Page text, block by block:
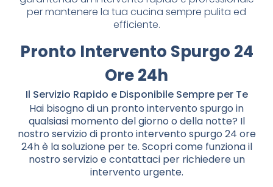
per mantenere la tua cucina sempre pulita ed
efficiente.
Pronto Intervento Spurgo 24
Ore 24h
Il Servizio Rapido e Disponibile Sempre per Te
Hai bisogno di un pronto intervento spurgo in
qualsiasi momento del giorno o della notte? Il
nostro servizio di pronto intervento spurgo 24 ore
24h è la soluzione per te. Scopri come funziona il
nostro servizio e contattaci per richiedere un
intervento urgente.